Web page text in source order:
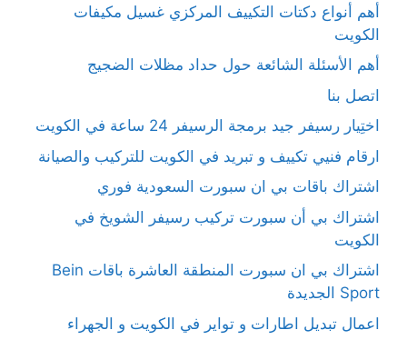
أهم أنواع دكتات التكييف المركزي غسيل مكيفات
الكويت
أهم الأسئلة الشائعة حول حداد مظلات الضجيج
اتصل بنا
اختِيار رسيفر جيد برمجة الرسيفر 24 ساعة في الكويت
ارقام فنيي تكييف و تبريد في الكويت للتركيب والصيانة
اشتراك باقات بي ان سبورت السعودية فوري
اشتراك بي أن سبورت تركيب رسيفر الشويخ في
الكويت
اشتراك بي ان سبورت المنطقة العاشرة باقات Bein
Sport الجديدة
اعمال تبديل اطارات و تواير في الكويت و الجهراء